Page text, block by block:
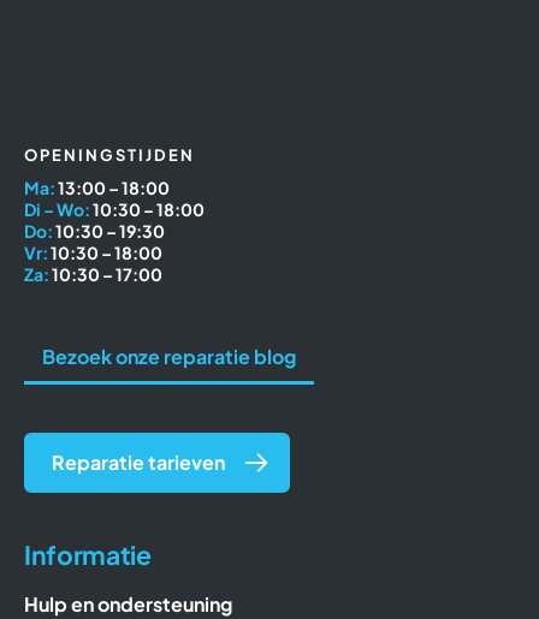
OPENINGSTIJDEN
Ma:13:00 – 18:00
Di – Wo:10:30 – 18:00
Do:10:30 – 19:30
Vr:10:30 – 18:00
Za:10:30 – 17:00
Informatie
Hulp en ondersteuning
Bezoek onze reparatie blog
Reparatie tarieven